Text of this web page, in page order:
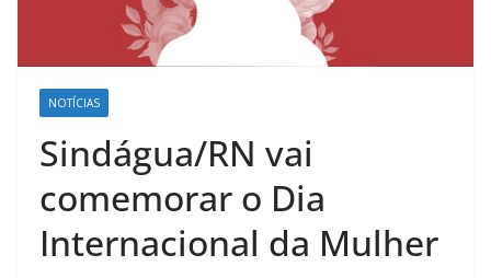
NOTÍCIAS
Sindágua/RN vai
comemorar o Dia
Internacional da Mulher